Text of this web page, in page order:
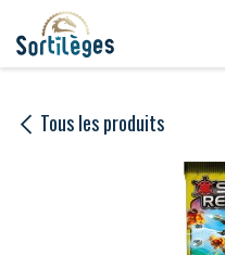
Se rendre au contenu
Tous les produits